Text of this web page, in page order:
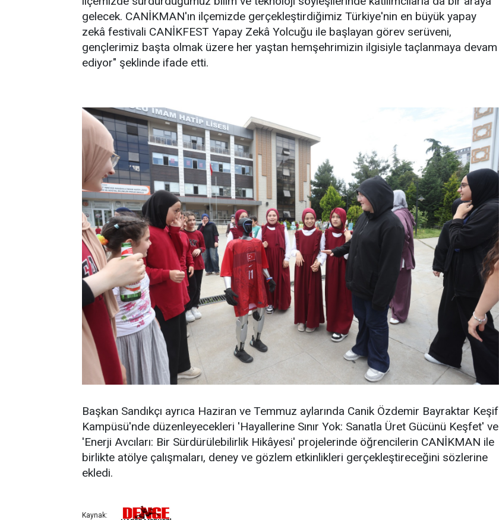
gelecek. CANİKMAN'ın ilçemizde gerçekleştirdiğimiz Türkiye'nin en büyük yapay
zekâ festivali CANİKFEST Yapay Zekâ Yolcuğu ile başlayan görev serüveni,
gençlerimiz başta olmak üzere her yaştan hemşehrimizin ilgisiyle taçlanmaya devam
ediyor" şeklinde ifade etti.
Başkan Sandıkçı ayrıca Haziran ve Temmuz aylarında Canik Özdemir Bayraktar Keşif
Kampüsü'nde düzenleyecekleri 'Hayallerine Sınır Yok: Sanatla Üret Gücünü Keşfet' ve
'Enerji Avcıları: Bir Sürdürülebilirlik Hikâyesi' projelerinde öğrencilerin CANİKMAN ile
birlikte atölye çalışmaları, deney ve gözlem etkinlikleri gerçekleştireceğini sözlerine
ekledi.
Kaynak: